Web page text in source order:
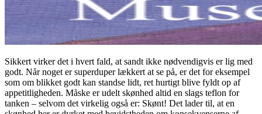
Sikkert virker det i hvert fald, at sandt ikke nødvendigvis er lig med
godt. Når noget er superduper lækkert at se på, er det for eksempel
som om blikket godt kan standse lidt, ret hurtigt blive fyldt op af
appetitligheden. Måske er udelt skønhed altid en slags teflon for
tanken – selvom det virkelig også er: Skønt! Det lader til, at en